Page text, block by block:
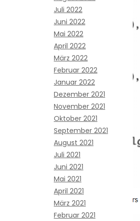
Juli 2022
Juni 2022
Mai 2022
April 2022
März 2022
Februar 2022
Januar 2022
Dezember 2021
November 2021
Oktober 2021
September 2021
August 2021
Juli 2021
Juni 2021
Mai 2021
April 2021
März 2021
Februar 2021